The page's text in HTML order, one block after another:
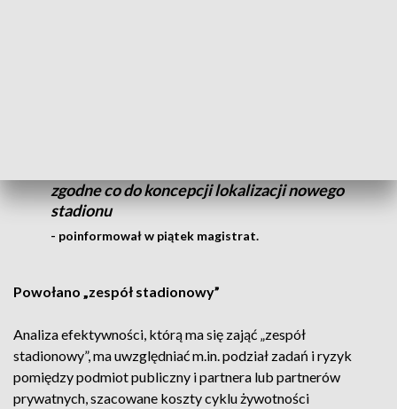
zgodne co do koncepcji lokalizacji nowego
stadionu
- poinformował w piątek magistrat.
Powołano „zespół stadionowy”
Analiza efektywności, którą ma się zająć „zespół
stadionowy”, ma uwzględniać m.in. podział zadań i ryzyk
pomiędzy podmiot publiczny i partnera lub partnerów
prywatnych, szacowane koszty cyklu żywotności